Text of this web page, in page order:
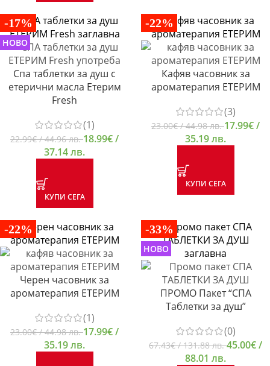
-17%
НОВО
Спа таблетки за душ с
етерични масла Етерим
Fresh
(1)
22.99€/ 44.96 лв.18.99€/
37.14 лв.
КУПИ СЕГА
-22%
Кафяв часовник за
ароматерапия ЕТЕРИМ
(3)
23.00€/ 44.98 лв.17.99€/
35.19 лв.
КУПИ СЕГА
-22%
Черен часовник за
ароматерапия ЕТЕРИМ
(1)
23.00€/ 44.98 лв.17.99€/
35.19 лв.
-33%
НОВО
ПРОМО Пакет “СПА
Таблетки за душ”
(0)
67.43€/ 131.88 лв.45.00€/
88.01 лв.